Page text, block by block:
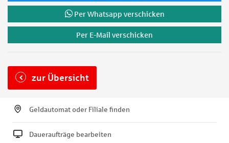
Per Whatsapp verschicken
Per E-Mail verschicken
zur Übersicht
Geldautomat oder Filiale finden
Daueraufträge bearbeiten